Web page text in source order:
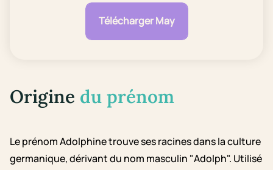
Télécharger May
Origine du prénom
Le prénom Adolphine trouve ses racines dans la culture
germanique, dérivant du nom masculin "Adolph". Utilisé